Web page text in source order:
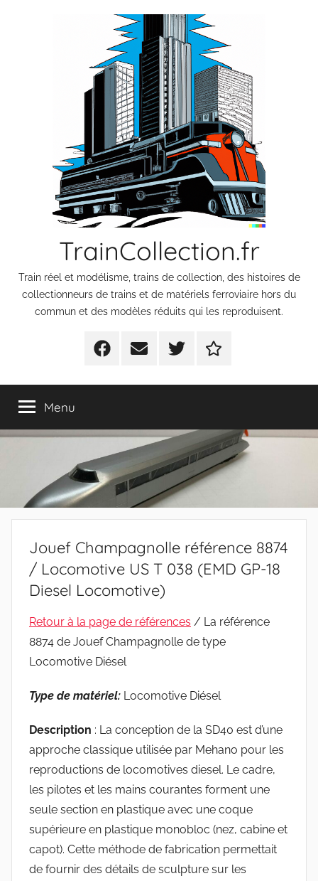
TrainCollection.fr
Train réel et modélisme, trains de collection, des histoires de
collectionneurs de trains et de matériels ferroviaire hors du
commun et des modèles réduits qui les reproduisent.
Facebook
E-
Twitter
Politique
cookies
Menu
Jouef Champagnolle référence 8874
/ Locomotive US T 038 (EMD GP-18
Diesel Locomotive)
Retour à la page de références / La référence
8874 de Jouef Champagnolle de type
Locomotive Diésel
Type de matériel: Locomotive Diésel
Description : La conception de la SD40 est d’une
approche classique utilisée par Mehano pour les
reproductions de locomotives diesel. Le cadre,
les pilotes et les mains courantes forment une
seule section en plastique avec une coque
supérieure en plastique monobloc (nez, cabine et
capot). Cette méthode de fabrication permettait
de fournir des détails de sculpture sur les